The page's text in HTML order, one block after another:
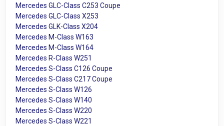
Mercedes GLC-Class C253 Coupe
Mercedes GLC-Class X253
Mercedes GLK-Class X204
Mercedes M-Class W163
Mercedes M-Class W164
Mercedes R-Class W251
Mercedes S-Class C126 Coupe
Mercedes S-Class C217 Coupe
Mercedes S-Class W126
Mercedes S-Class W140
Mercedes S-Class W220
Mercedes S-Class W221